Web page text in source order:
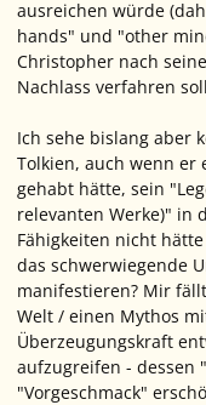
ausreichen würde
hands" und "other
Christopher nach
Nachlass verfahren
Ich sehe bislang aber
Tolkien, auch wenn er
gehabt hätte, sein
relevanten Werke)" in
Fähigkeiten nicht
das schwerwiegende
manifestieren? Mir
Welt / einen Mythos
Überzeugungskraft
aufzugreifen - dessen
"Vorgeschmack"